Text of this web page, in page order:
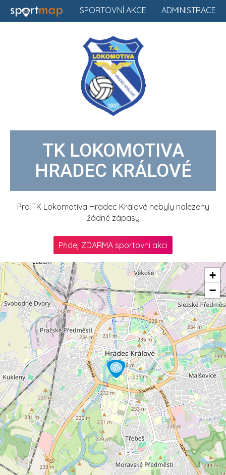
ADMINISTRACE
SPORTOVNÍ AKCE
TK LOKOMOTIVA
HRADEC KRÁLOVÉ
Pro TK Lokomotiva Hradec Králové nebyly nalezeny
žádné zápasy
Přidej ZDARMA sportovní akci
+
−